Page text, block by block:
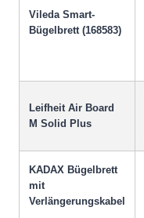
Vileda Smart-
Bügelbrett (168583)
Leifheit Air Board
M Solid Plus
KADAX Bügelbrett
mit
Verlängerungskabel